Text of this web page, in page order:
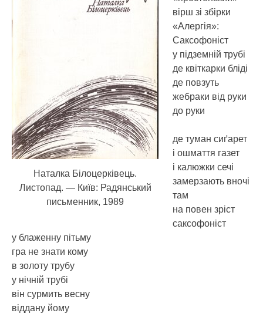
Наталка Білоцерківець.
Листопад. — Київ: Радянський
письменник, 1989
вірш зі збірки
«Алергія»:
Саксофоніст
у підземній трубі
де квіткарки бліді
де повзуть
жебраки від руки
до руки
де туман сиґарет
і ошмаття газет
і калюжки сечі
замерзають вночі
там
на повен зріст
саксофоніст
у блаженну пітьму
гра не знати кому
в золоту трубу
у нічній трубі
він сурмить весну
віддану йому